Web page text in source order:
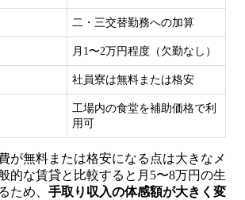
二・三交替勤務への加算
月1〜2万円程度（欠勤なし）
社員寮は無料または格安
工場内の食堂を補助価格で利
用可
が無料または格安になる点は大きなメ
的な賃貸と比較すると月5〜8万円の生
ため、 手取り収入の体感額が大きく変